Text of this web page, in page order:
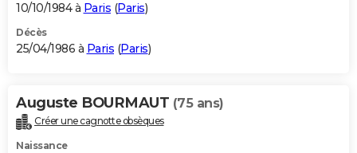
10/10/1984 à Paris (Paris)
Décès
25/04/1986 à Paris (Paris)
Auguste BOURMAUT (75 ans)
Créer une cagnotte obsèques
Naissance